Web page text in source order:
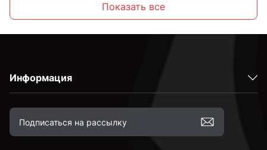
С неполной резьбой
к.п. 4,8
Показать все
Информация